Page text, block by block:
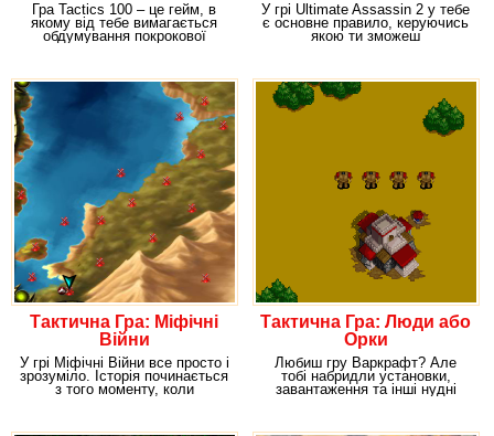
Гра Tactics 100 – це гейм, в
якому від тебе вимагається
обдумування покрокової
У грі Ultimate Assassin 2 у тебе
є основне правило, керуючись
якою ти зможеш
Тактична Гра: Міфічні
Війни
У грі Міфічні Війни все просто і
зрозуміло. Історія починається
з того моменту, коли
Тактична Гра: Люди або
Орки
Любиш гру Варкрафт? Але
тобі набридли установки,
завантаження та інші нудні